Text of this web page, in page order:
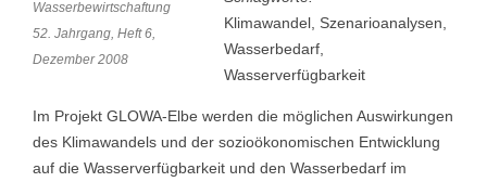
Wasserbewirtschaftung
52. Jahrgang, Heft 6,
Dezember 2008
Klimawandel, Szenarioanalysen,
Wasserbedarf,
Wasserverfügbarkeit
Im Projekt GLOWA-Elbe werden die möglichen Auswirkungen
des Klimawandels und der sozioökonomischen Entwicklung
auf die Wasserverfügbarkeit und den Wasserbedarf im